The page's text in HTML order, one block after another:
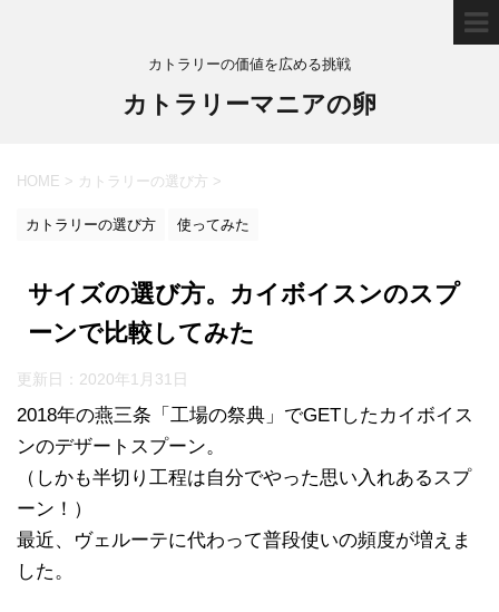
カトラリーの価値を広める挑戦
カトラリーマニアの卵
HOME > カトラリーの選び方 >
カトラリーの選び方 使ってみた
サイズの選び方。カイボイスンのスプ
ーンで比較してみた
更新日： 2020年1月31日
2018年の燕三条「工場の祭典」でGETしたカイボイス
ンのデザートスプーン。
（しかも半切り工程は自分でやった思い入れあるスプ
ーン！）
最近、ヴェルーテに代わって普段使いの頻度が増えま
した。